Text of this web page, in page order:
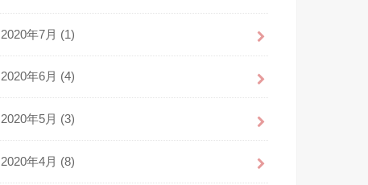
2020年7月 (1)
2020年6月 (4)
2020年5月 (3)
2020年4月 (8)